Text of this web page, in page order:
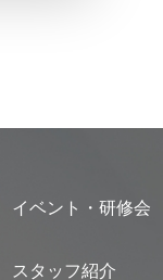
イベント・研修会
スタッフ紹介